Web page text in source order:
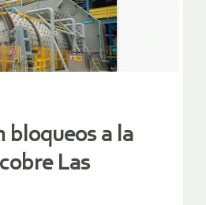
bloqueos a la
Las